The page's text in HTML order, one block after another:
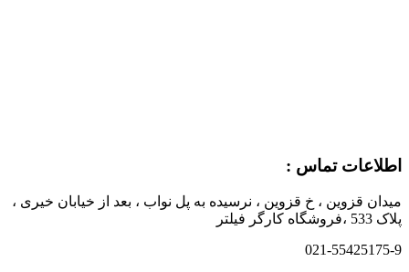
اطلاعات تماس :
میدان قزوین ، خ قزوین ، نرسیده به پل نواب ، بعد از خیابان خیری ،
پلاک 533 ،فروشگاه کارگر فیلتر
021-55425175-9